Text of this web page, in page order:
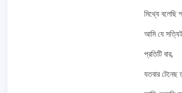
মিথ্যে বলেছি
আমি যে
প্রতিটি বার,
যতবার টেনেছ